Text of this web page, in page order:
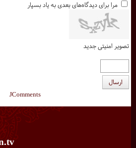
مرا برای دیدگاه‌های بعدی به یاد بسپار
تصویر امنیتی جدید
ارسال
JComments